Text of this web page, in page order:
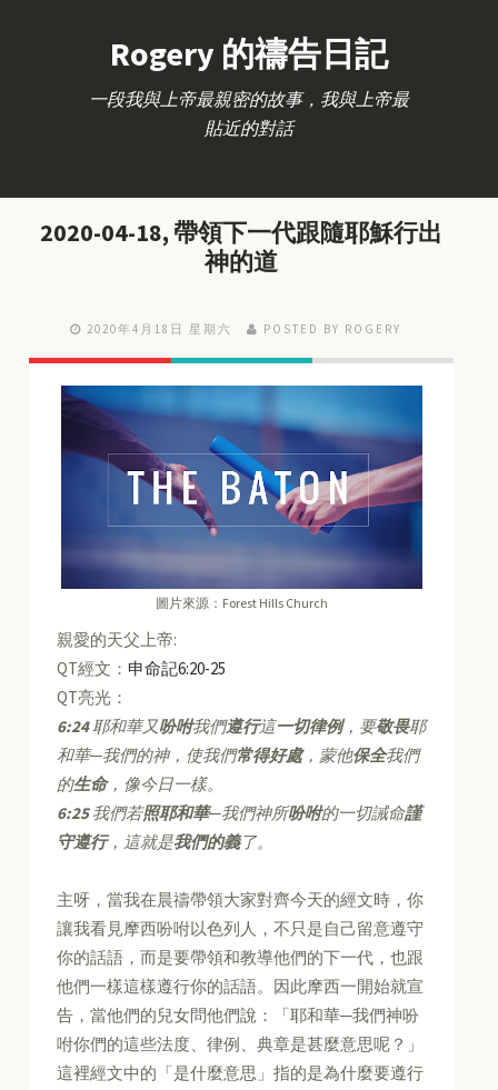
Rogery 的禱告日記
一段我與上帝最親密的故事，我與上帝最
貼近的對話
2020-04-18, 帶領下一代跟隨耶穌行出
神的道
2020年4月18日 星期六 POSTED BY ROGERY
圖片來源：Forest Hills Church
親愛的天父上帝:
QT經文： 申命記6:20-25
QT亮光：
6:24耶和華又吩咐我們遵行這一切律例，要敬畏耶
和華─我們的神，使我們常得好處，蒙他保全我們
的生命，像今日一樣。
6:25我們若照耶和華─我們神所吩咐的一切誡命謹
守遵行，這就是我們的義了。
主呀，當我在晨禱帶領大家對齊今天的經文時，你
讓我看見摩西吩咐以色列人，不只是自己留意遵守
你的話語，而是要帶領和教導他們的下一代，也跟
他們一樣這樣遵行你的話語。因此摩西一開始就宣
告，當他們的兒女問他們說：「耶和華─我們神吩
咐你們的這些法度、律例、典章是甚麼意思呢？」
這裡經文中的「是什麼意思」指的是為什麼要遵行